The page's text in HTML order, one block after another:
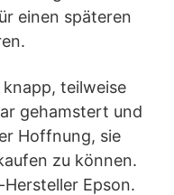
einen späteren
teilweise
gehamstert und
Hoffnung, sie
zu können.
Epson.